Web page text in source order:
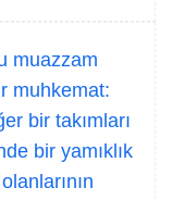
muazzam
muhkemat:
bir takımları
bir yamıklık